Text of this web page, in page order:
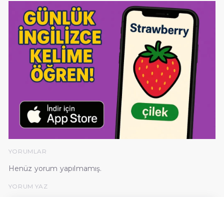
YORUMLAR
Henüz yorum yapılmamış.
YORUM YAZ